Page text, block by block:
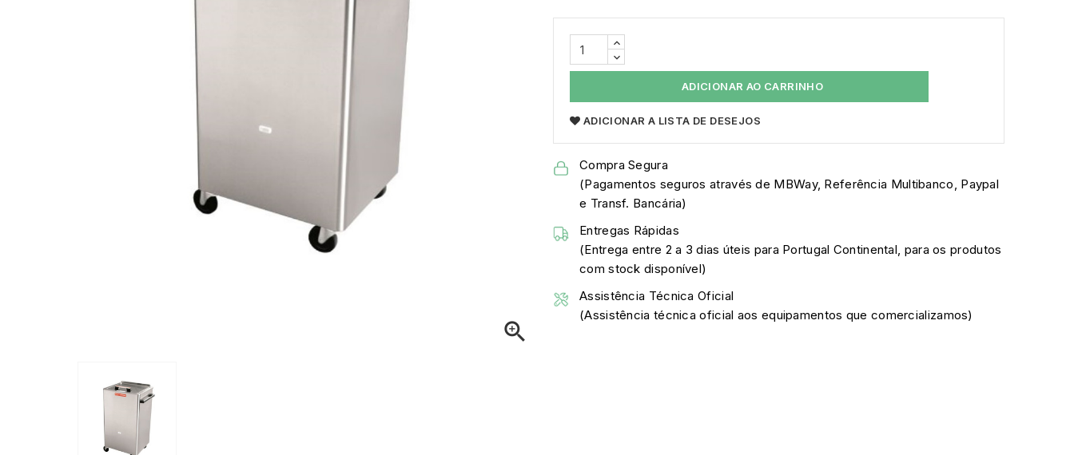

ADICIONAR AO CARRINHO
ADICIONAR A LISTA DE DESEJOS
Compra Segura
(Pagamentos seguros através de MBWay, Referência Multibanco, Paypal
e Transf. Bancária)
Entregas Rápidas
(Entrega entre 2 a 3 dias úteis para Portugal Continental, para os produtos
com stock disponível)
Assistência Técnica Oficial
(Assistência técnica oficial aos equipamentos que comercializamos)